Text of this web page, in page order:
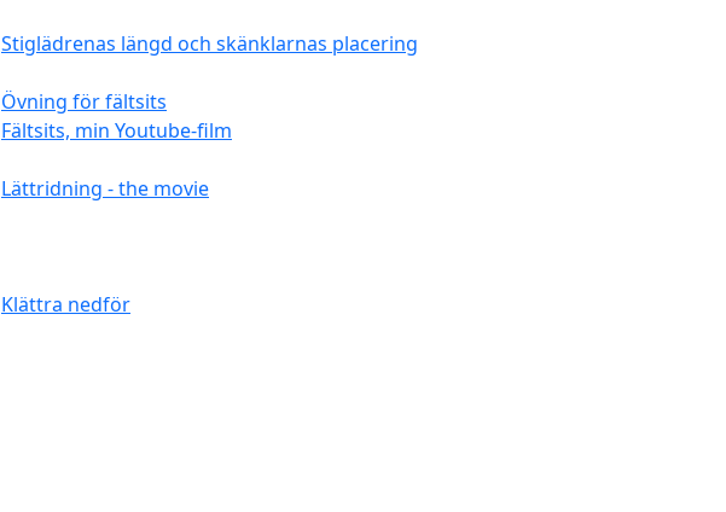
Stiglädrenas längd och skänklarnas placering
Övning för fältsits
Fältsits, min Youtube-film
Lättridning - the movie
Klättra nedför